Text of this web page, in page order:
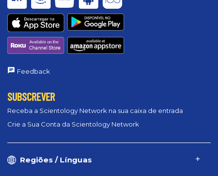
Feedback
SUBSCREVER
Receba a Scientology Network na sua caixa de entrada
Crie a Sua Conta da Scientology Network
Regiões / Línguas